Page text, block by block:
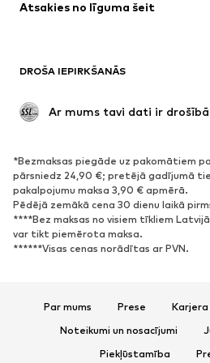
Atsakies no līguma šeit
DROŠA IEPIRKŠANĀS
Ar mums tavi dati ir
*Bezmaksas piegāde uz pakomātiem
pārsniedz 24,90 €; pretējā gadījumā
pakalpojumu maksa 3,90 € apmērā.
Pēdējā zemākā cena 30 dienu laikā
****Bez maksas no visiem tīkliem
var tikt piemērota maksa.
******Visas cenas norādītas ar PVN.
Par mums Prese Karjera
Noteikumi un nosacījumi
Piekļūstamība